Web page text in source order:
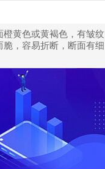
黄色或黄褐色，有皱纹
，容易折断，断面有细